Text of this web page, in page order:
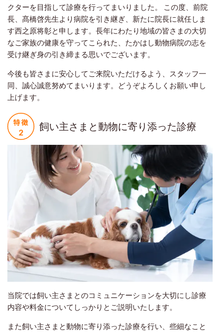
クターを目指して診療を行ってまいりました。 この度、前院
長、髙橋啓先生より病院を引き継ぎ、新たに院長に就任しま
す西之原将彰と申します。長年にわたり地域の皆さまの大切
なご家族の健康を守ってこられた、たかはし動物病院の志を
受け継ぎ身の引き締まる思いでございます。
今後も皆さまに安心してご来院いただけるよう、スタッフ一
同、誠心誠意努めてまいります。どうぞよろしくお願い申し
上げます。
飼い主さまと動物に寄り添った診療
当院では飼い主さまとのコミュニケーションを大切にし診療
内容や料金についてしっかりとご説明いたします。
また飼い主さまと動物に寄り添った診療を行い、些細なこと